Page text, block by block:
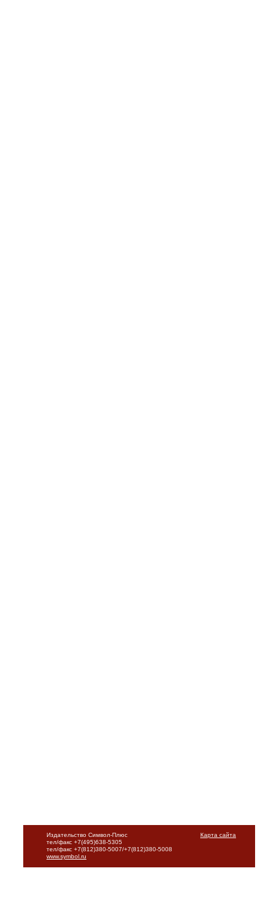
Карта сайта
Издательство Символ-Плюс
тел/факс +7(495)638-5305
тел/факс +7(812)380-5007/+7(812)380-5008
www.symbol.ru